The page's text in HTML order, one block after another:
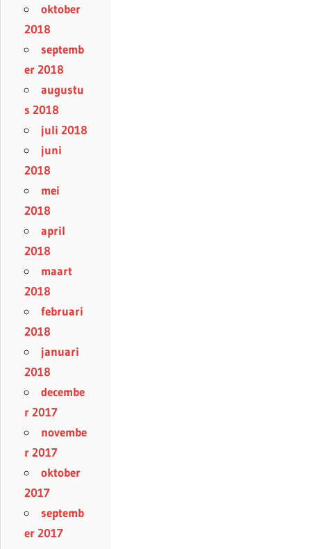
oktober
2018
septemb
er 2018
augustu
s 2018
juli 2018
juni
2018
mei
2018
april
2018
maart
2018
februari
2018
januari
2018
decembe
r 2017
novembe
r 2017
oktober
2017
septemb
er 2017